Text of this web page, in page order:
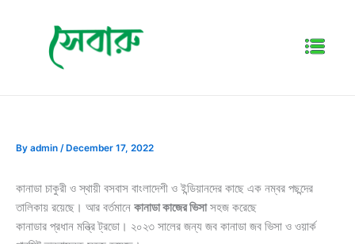
Menu
By admin / December 17, 2022
কানাডা চাকুরী ও স্থায়ী বসবাস বাংলাদেশী ও ইন্ডিয়ানদের কাছে এক নম্বর পছন্দের
তালিকায় রয়েছে। আর বর্তমানে কানাডা কাজের ভিসাসহজ করেছে
কানাডার প্রধান মন্ত্রি ট্রডো। ২০২৩ সালের জন্য জব কানাডা জব ভিসা ও ওয়ার্ক